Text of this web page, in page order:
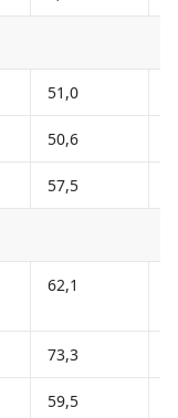
51,0
50,6
57,5
62,1
73,3
59,5